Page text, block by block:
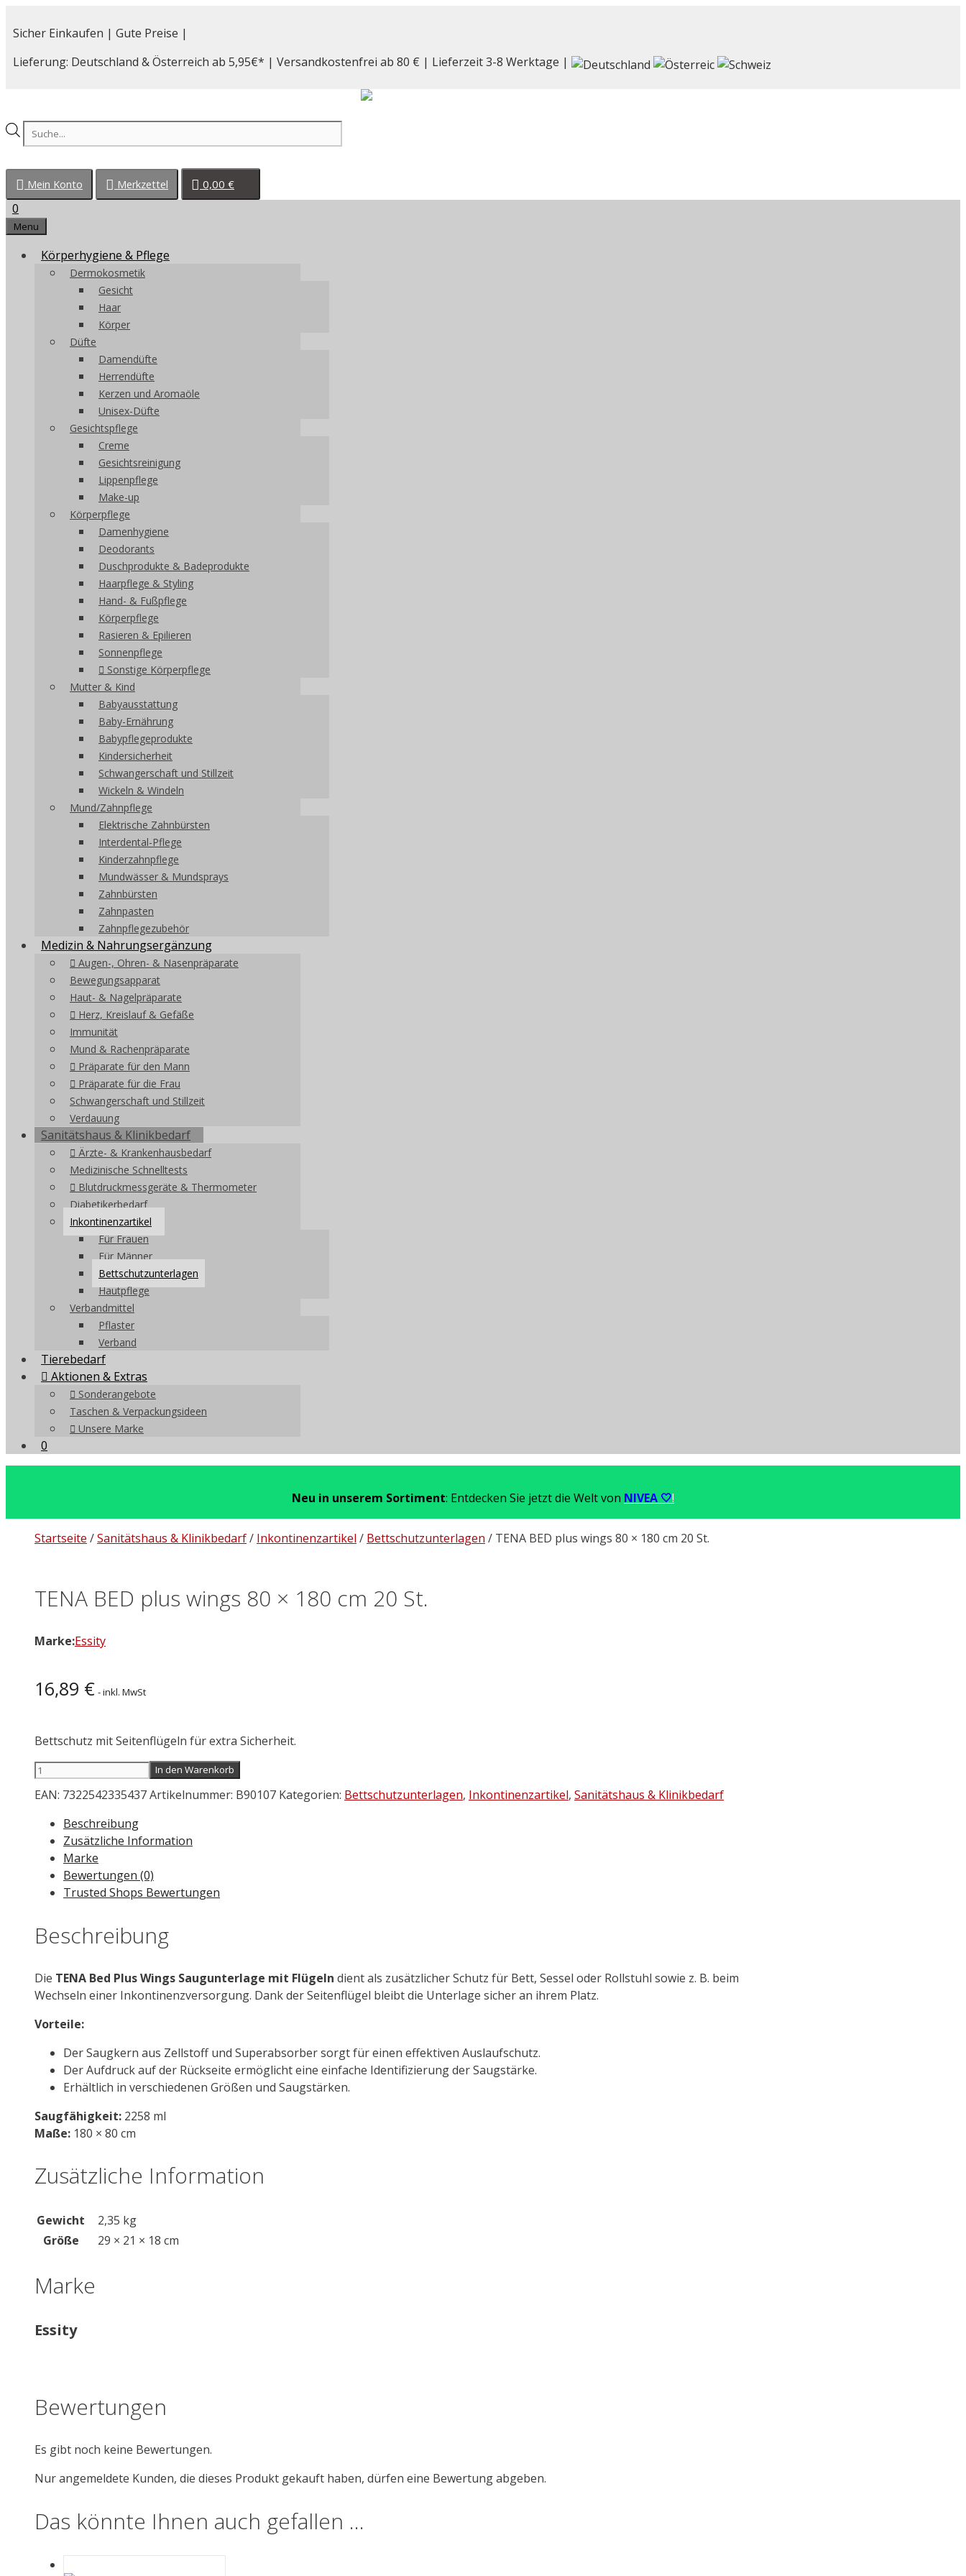
Inhalt
Sicher Einkaufen | Gute Preise |
Lieferung: Deutschland & Österreich ab 5,95€* | Versandkostenfrei ab 80 € | Lieferzeit 3-8 Werktage |
Products
search
Mein Konto Merkzettel 0,00 €
0
Menu
Körperhygiene & Pflege
Dermokosmetik
Gesicht
Haar
Körper
Düfte
Damendüfte
Herrendüfte
Kerzen und Aromaöle
Unisex-Düfte
Gesichtspflege
Creme
Gesichtsreinigung
Lippenpflege
Make-up
Körperpflege
Damenhygiene
Deodorants
Duschprodukte & Badeprodukte
Haarpflege & Styling
Hand- & Fußpflege
Körperpflege
Rasieren & Epilieren
Sonnenpflege
Sonstige Körperpflege
Mutter & Kind
Babyausstattung
Baby-Ernährung
Babypflegeprodukte
Kindersicherheit
Schwangerschaft und Stillzeit
Wickeln & Windeln
Mund/Zahnpflege
Elektrische Zahnbürsten
Interdental-Pflege
Kinderzahnpflege
Mundwässer & Mundsprays
Zahnbürsten
Zahnpasten
Zahnpflegezubehör
Medizin & Nahrungsergänzung
Augen-, Ohren- & Nasenpräparate
Bewegungsapparat
Haut- & Nagelpräparate
Herz, Kreislauf & Gefäße
Immunität
Mund & Rachenpräparate
Präparate für den Mann
Präparate für die Frau
Schwangerschaft und Stillzeit
Verdauung
Sanitätshaus & Klinikbedarf
Ärzte- & Krankenhausbedarf
Medizinische Schnelltests
Blutdruckmessgeräte & Thermometer
Diabetikerbedarf
Inkontinenzartikel
Für Frauen
Für Männer
Bettschutzunterlagen
Hautpflege
Verbandmittel
Pflaster
Verband
Tierebedarf
Aktionen & Extras
Sonderangebote
Taschen & Verpackungsideen
Unsere Marke
0
Neu in unserem Sortiment: Entdecken Sie jetzt die Welt von NIVEA 🤍!
Startseite /Sanitätshaus & Klinikbedarf/ Inkontinenzartikel / Bettschutzunterlagen / TENA BED plus wings 80 × 180 cm 20 St.
TENA BED plus wings 80 × 180 cm 20 St.
Marke:Essity
16,89 € - inkl. MwSt
Bettschutz mit Seitenflügeln für extra Sicherheit.
TENA
plus
wings
180
Menge
In den Warenkorb
EAN: 7322542335437Artikelnummer: B90107 Kategorien: Bettschutzunterlagen, Inkontinenzartikel, Sanitätshaus & Klinikbedarf
Beschreibung
Zusätzliche Information
Marke
Bewertungen (0)
Trusted Shops Bewertungen
Beschreibung
Die TENA Bed Plus Wings Saugunterlage mit Flügeln dient als zusätzlicher Schutz für Bett, Sessel oder Rollstuhl sowie z. B. beim
Wechseln einer Inkontinenzversorgung. Dank der Seitenflügel bleibt die Unterlage sicher an ihrem Platz.
Vorteile:
Der Saugkern aus Zellstoff und Superabsorber sorgt für einen effektiven Auslaufschutz.
Der Aufdruck auf der Rückseite ermöglicht eine einfache Identifizierung der Saugstärke.
Erhältlich in verschiedenen Größen und Saugstärken.
Saugfähigkeit: 2258 ml
Maße: 180 × 80 cm
Zusätzliche Information
Gewicht
2,35 kg
Größe
29 × 21 × 18 cm
Marke
Essity
Bewertungen
Es gibt noch keine Bewertungen.
Nur angemeldete Kunden, die dieses Produkt gekauft haben, dürfen eine Bewertung abgeben.
Das könnte Ihnen auch gefallen …